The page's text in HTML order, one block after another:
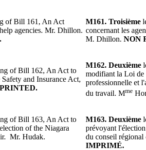
ofBill 161, An Act
agencies. Mr. Dhillon.
M161. Troisième
concernant les
M. Dhillon. NON
ofBill 162, An Act to
and Insurance Act,
PRINTED.
M162. Deuxième
modifiant la Loi de
professionnelle et
du travail. Mme
of Bill 163, An Act to
of the Niagara
Mr. Hudak.
M163. Deuxième
prévoyant
du conseil
IMPRIMÉ.